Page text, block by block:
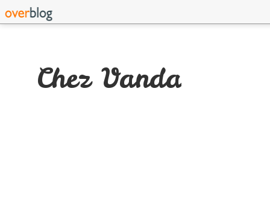
Chez Vanda